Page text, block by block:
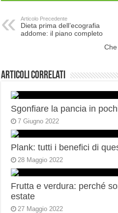
Articolo Precedente
Dieta prima dell’ecografia
addome: il piano completo
Articoli correlati
Sgonfiare la pancia in
7 Giugno 2022
Plank: tutti i benefici di
28 Maggio 2022
Frutta e verdura: perché
estate
27 Maggio 2022